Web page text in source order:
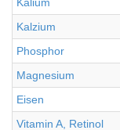
Kalzium
Phosphor
Magnesium
Eisen
Vitamin A, Retinol